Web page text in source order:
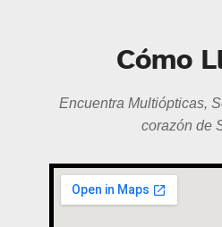
Cómo
Encuentra Multiópticas,
corazón de